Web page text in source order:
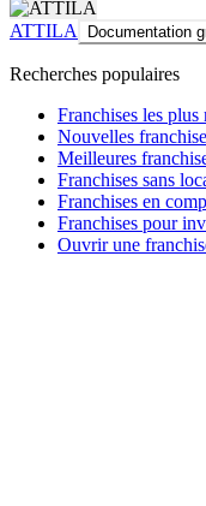
ATTILA Documentation
Recherches populaires
Franchises les plus
Nouvelles
Meilleures
Franchises sans
Franchises en
Franchises pour
Ouvrir une